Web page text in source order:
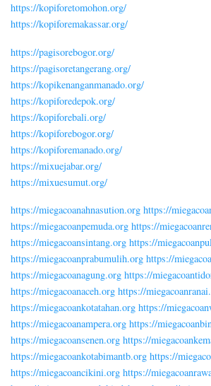
https://kopiforetomohon.org/
https://kopiforemakassar.org/
https://pagisorebogor.org/
https://pagisoretangerang.org/
https://kopikenanganmanado.org/
https://kopiforedepok.org/
https://kopiforebali.org/
https://kopiforebogor.org/
https://kopiforemanado.org/
https://mixuejabar.org/
https://mixuesumut.org/
https://miegacoanahnasution.org https://
https://miegacoanpemuda.org https://
https://miegacoansintang.org https://
https://miegacoanprabumulih.org https://
https://miegacoanagung.org https://
https://miegacoanaceh.org https://
https://miegacoankotatahan.org https://
https://miegacoanampera.org https://
https://miegacoansenen.org https://
https://miegacoankotabimantb.org https://
https://miegacoancikini.org https://